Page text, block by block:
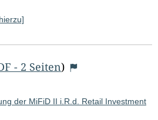
- 2 Seiten)
der MiFiD II i.R.d. Retail Investment